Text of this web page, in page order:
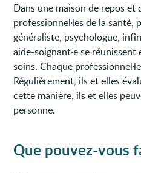
Dans une maison de repos et
professionnel·les de la santé,
généraliste, psychologue,
aide-soignant·e se
soins. Chaque
Régulièrement, ils et elles
cette manière, ils et elles
personne.
Que pouvez-vous